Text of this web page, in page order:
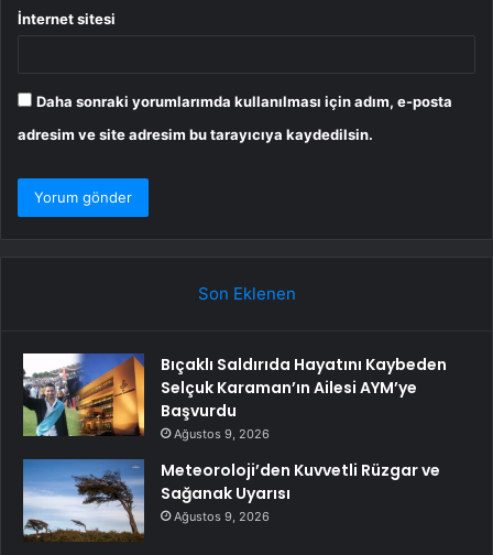
İnternet sitesi
Daha sonraki yorumlarımda kullanılması için adım, e-posta
adresim ve site adresim bu tarayıcıya kaydedilsin.
Son Eklenen
Bıçaklı Saldırıda Hayatını Kaybeden
Selçuk Karaman’ın Ailesi AYM’ye
Başvurdu
Ağustos 9, 2026
Meteoroloji’den Kuvvetli Rüzgar ve
Sağanak Uyarısı
Ağustos 9, 2026